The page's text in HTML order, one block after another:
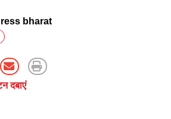
bharat
दबाएं